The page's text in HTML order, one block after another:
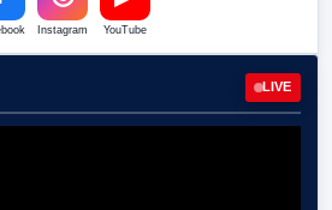
Instagram YouTube
LIVE